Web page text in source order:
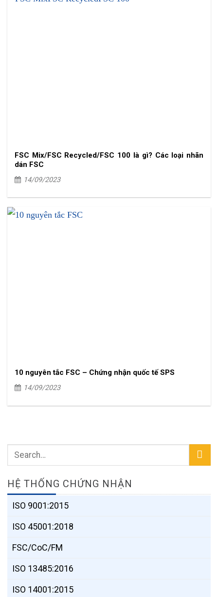
FSC Mix/FSC Recycled/FSC 100 là gì? Các loại nhãn
dán FSC
14/09/2023
10 nguyên tắc FSC – Chứng nhận quốc tế SPS
14/09/2023
HỆ THỐNG CHỨNG NHẬN
ISO 9001:2015
ISO 45001:2018
FSC/CoC/FM
ISO 13485:2016
ISO 14001:2015